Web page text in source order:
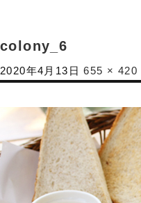
colony_6
2020年4月13日 655 × 420